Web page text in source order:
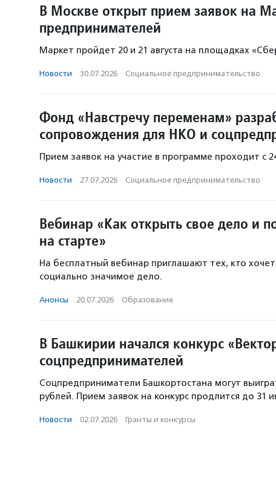
В Москве открыт прием заявок на
предпринимателей
Маркет пройдет 20 и 21 августа на площадках
Новости · 30.07.2026 · Социальное предпри­нима­тель­ство
Фонд «Навстречу переменам»
сопровождения для НКО и
Прием заявок на участие в программе проходит с
Новости · 27.07.2026 · Социальное предпри­нима­тель­ство
Вебинар «Как открыть свое дело и
на старте»
На бесплатный вебинар приглашают тех, кто
социально значимое дело.
Анонсы · 20.07.2026 · Образование
В Башкирии начался конкурс
соцпредпринимателей
Соцпредприниматели Башкортостана могут
рублей. Прием заявок на конкурс продлится до 31
Новости · 02.07.2026 · Гранты и конкурсы